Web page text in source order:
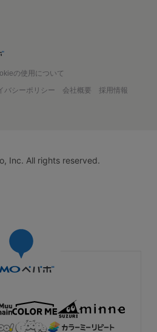
の使用について
バシーポリシー 会社概要
採用情報
Inc. All rights reserved.